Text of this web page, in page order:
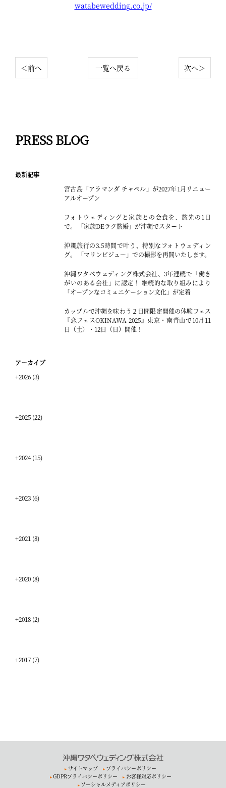
watabewedding.co.jp/
＜前へ 一覧へ戻る 次へ＞
PRESS BLOG
最新記事
宮古島「アラマンダ チャペル」が2027年1月リニュー
アルオープン
フォトウェディングと家族との会食を、旅先の1日
で。 「家族DEラク旅婚」が沖縄でスタート
沖縄旅行の3.5時間で叶う、特別なフォトウェディン
グ。 「マリンビジュー」での撮影を再開いたします。
沖縄ワタベウェディング株式会社、3年連続で「働き
がいのある会社」に認定！ 継続的な取り組みにより
「オープンなコミュニケーション文化」が定着
カップルで沖縄を味わう２日間限定開催の体験フェス
『恋フェスOKINAWA 2025』東京・南青山で10月11
日（土）・12日（日）開催！
アーカイブ
+2026 (3)
+2025 (22)
+2024(15)
+2023 (6)
+2021 (8)
+2020 (8)
+2018 (2)
+2017 (7)
サイトマップ
プライバシーポリシー
GDPRプライバシーポリシー
お客様対応ポリシー
ソーシャルメディアポリシー